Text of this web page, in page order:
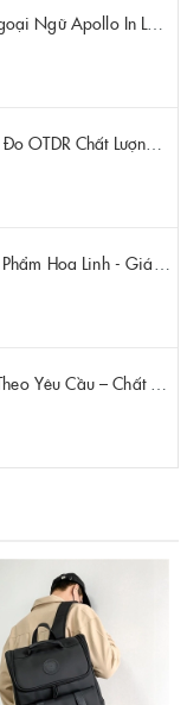
Xưởng May Balo Trung Tâm Ngoại Ngữ Apollo In Logo Giá Rẻ Tại Xưởng
Xưởng Sản Xuất Túi Đựng Máy Đo OTDR Chất Lượng – Chống Va Đập, Giá Tận Xưởng
Sản Xuất Balo Quà Tặng Dược Phẩm Hoa Linh - Giá Gốc Tại Xưởng
Xưởng Sản Xuất Túi Pickleball Theo Yêu Cầu – Chất Lượng, Bền Bỉ, Thiết Kế Độc Quyền